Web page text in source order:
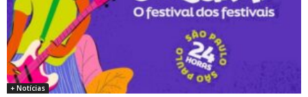
+ Notícias